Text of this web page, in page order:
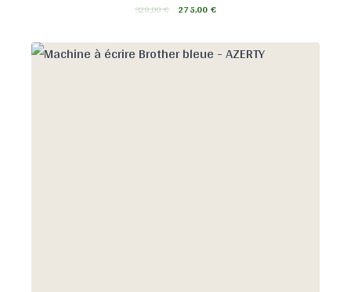
320,00€ 275,00€